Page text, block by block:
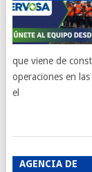
que viene de
operaciones en
el
AGENCIA DE